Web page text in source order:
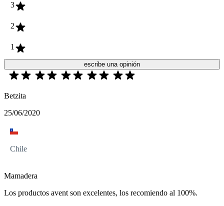
3
2
1
escribe una opinión
Betzita
25/06/2020
Chile
Mamadera
Los productos avent son excelentes, los recomiendo al 100%.